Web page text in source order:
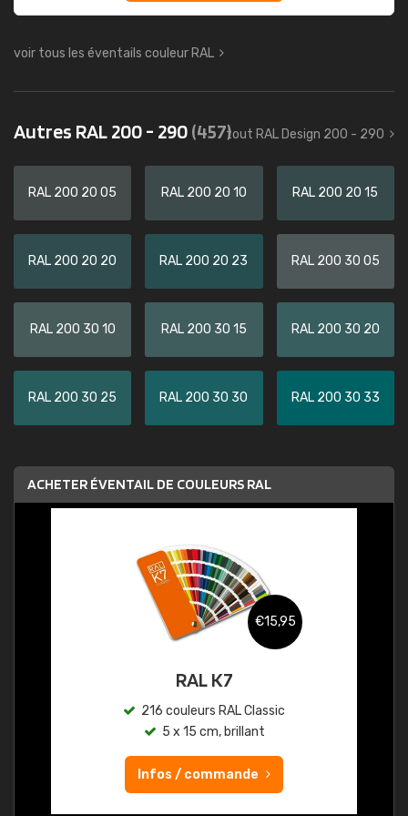
voir tous les éventails couleur RAL
Autres RAL 200 - 290(457)tout RAL Design 200 - 290
RAL 200 20 05 RAL 200 20 10 RAL 200 20 15
RAL 200 20 20 RAL 200 20 23 RAL 200 30 05
RAL 200 30 10 RAL 200 30 15 RAL 200 30 20
RAL 200 30 25 RAL 200 30 30 RAL 200 30 33
ACHETER ÉVENTAIL DE COULEURS RAL
€15,95
RAL K7
216 couleurs RAL Classic
5 x 15 cm, brillant
Infos / commande